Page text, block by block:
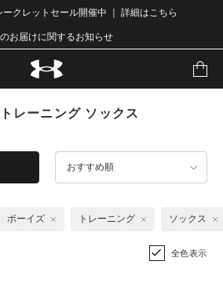
ークレットセール開催中 ｜ 詳細はこちら
お届けに関するお知らせ
レーニング ソックス
おすすめ順
ボーイズ トレーニング ソックス
全色表示